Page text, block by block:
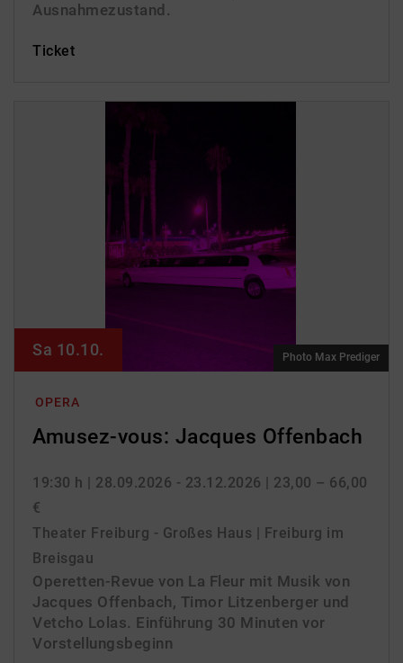
Ausnahmezustand.
Ticket
OPERA
Amusez-vous: Jacques Offenbach
19:30 h | 28.09.2026 - 23.12.2026 | 23,00 – 66,00
€
Theater Freiburg - Großes Haus | Freiburg im
Breisgau
Operetten-Revue von La Fleur mit Musik von
Jacques Offenbach, Timor Litzenberger und
Vetcho Lolas. Einführung 30 Minuten vor
Vorstellungsbeginn
Sa 10.10. Photo Max Prediger